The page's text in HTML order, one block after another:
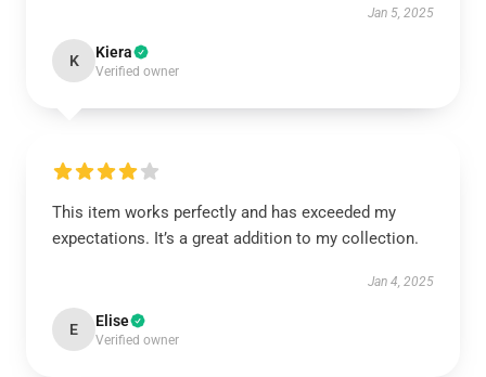
Jan 5, 2025
K Kiera
Verified owner
This item works perfectly and has exceeded my
expectations. It’s a great addition to my collection.
Jan 4, 2025
E Elise
Verified owner